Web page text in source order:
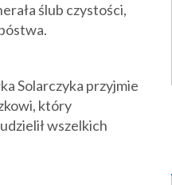
ślub czystości,
Solarczyka przyjmie
który
wszelkich